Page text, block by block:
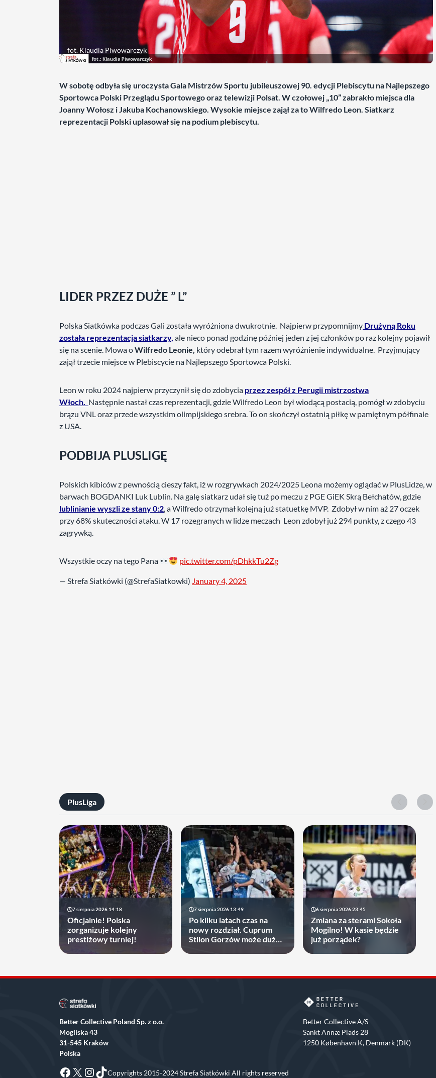
fot. Klaudia Piwowarczyk
W sobotę odbyła się uroczysta Gala Mistrzów Sportu jubileuszowej 90. edycji Plebiscytu na Najlepszego
Sportowca Polski Przeglądu Sportowego oraz telewizji Polsat. W czołowej „10” zabrakło miejsca dla
Joanny Wołosz i Jakuba Kochanowskiego. Wysokie miejsce zajął za to Wilfredo Leon. Siatkarz
reprezentacji Polski uplasował się na podium plebiscytu.
LIDER PRZEZ DUŻE ” L”
Polska Siatkówka podczas Gali została wyróżniona dwukrotnie. Najpierw przypomnijmy Drużyną Roku
została reprezentacja siatkarzy, ale nieco ponad godzinę później jeden z jej członków po raz kolejny pojawił
się na scenie. Mowa oWilfredo Leonie, który odebrał tym razem wyróżnienie indywidualne. Przyjmujący
zajął trzecie miejsce w Plebiscycie na Najlepszego Sportowca Polski.
Leon w roku 2024 najpierw przyczynił się do zdobycia przez zespół z Perugii mistrzostwa
Włoch. Następnie nastał czas reprezentacji, gdzie Wilfredo Leon był wiodącą postacią, pomógł w zdobyciu
brązu VNL oraz przede wszystkim olimpijskiego srebra. To on skończył ostatnią piłkę w pamiętnym półfinale
z USA.
PODBIJA PLUSLIGĘ
Polskich kibiców z pewnością cieszy fakt, iż w rozgrywkach 2024/2025 Leona możemy oglądać w PlusLidze, w
barwach BOGDANKI Luk Lublin. Na galę siatkarz udał się tuż po meczu z PGE GiEK Skrą Bełchatów, gdzie
lublinianie wyszli ze stany 0:2, a Wilfredo otrzymał kolejną już statuetkę MVP. Zdobył w nim aż 27 oczek
przy 68% skuteczności ataku. W 17 rozegranych w lidze meczach Leon zdobył już 294 punkty, z czego 43
zagrywką.
Wszystkie oczy na tego Pana pic.twitter.com/pDhkkTu2Zg
— Strefa Siatkówki (@StrefaSiatkowki) January 4, 2025
PlusLiga
7 sierpnia 2026 14:18
Oficjalnie! Polska
zorganizuje kolejny
prestiżowy turniej!
7 sierpnia 2026 13:49
Po kilku latach czas na
nowy rozdział. Cuprum
Stilon Gorzów może dużo
6 sierpnia 2026 23:45
Zmiana za sterami Sokoła
Mogilno! W kasie będzie
już porządek?
Better Collective Poland Sp. z o.o.
Mogilska 43
31-545 Kraków
Polska
Better Collective A/S
Sankt Annæ Plads 28
1250 København K, Denmark (DK)
Facebook
X Instagram
TikTok
Copyrights 2015-2024 Strefa Siatkówki All rights reserved